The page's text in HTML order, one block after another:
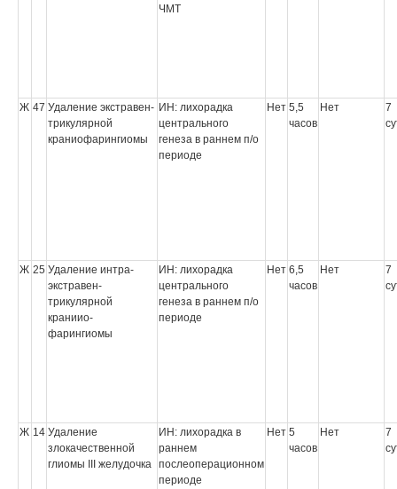
ЧМТ
Ж 47 Удаление экстравен-
трикулярной
краниофарингиомы
ИН: лихорадка
центрального
генеза в раннем п/о
периоде
Нет 5,5
часов
Нет
7
Ж 25 Удаление интра-
экстравен-
трикулярной
краниио-
фарингиомы
ИН: лихорадка
центрального
генеза в раннем п/о
периоде
Нет 6,5
часов
Нет
7
Ж 14 Удаление
злокачественной
глиомы III желудочка
ИН: лихорадка в
раннем
послеоперационном
периоде
Нет 5
часов
Нет
7